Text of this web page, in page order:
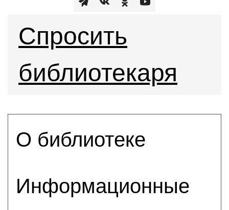
Спросить
библиотекаря
О библиотеке
Информационные